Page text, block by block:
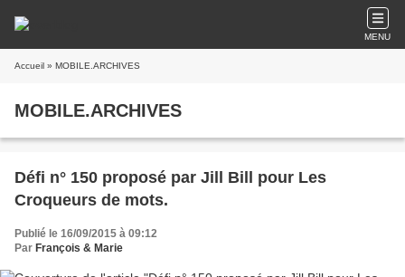
MENU
Accueil » MOBILE.ARCHIVES
MOBILE.ARCHIVES
Défi n° 150 proposé par Jill Bill pour Les
Croqueurs de mots.
Publié le 16/09/2015 à 09:12
Par François & Marie